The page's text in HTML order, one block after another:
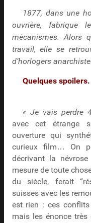
1877, dans une
ouvrière, fabrique
mécanismes. Alors
travail, elle se
d’horlogers
Quelques spoilers.
« Je vais perdre
avec cet étrange
ouverture qui
curieux film… On
décrivant la
mesure de toute
du siècle, ferait
suisses avec les
est rien : ces conflits
mais les énonce